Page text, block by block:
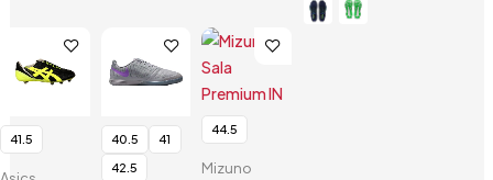
41.5 40.5
41
42.5
44.5
Mizuno